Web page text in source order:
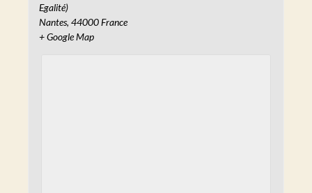
Egalité)
Nantes, 44000France
+ Google Map